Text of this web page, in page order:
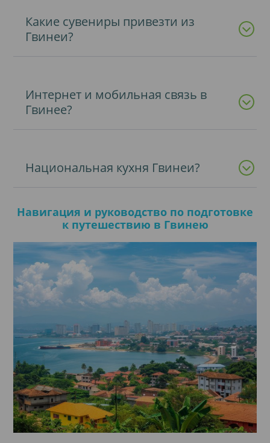
Какие сувениры привезти из
Гвинеи?
Интернет и мобильная связь в
Гвинее?
Национальная кухня Гвинеи?
Навигация и руководство по подготовке
к путешествию в Гвинею